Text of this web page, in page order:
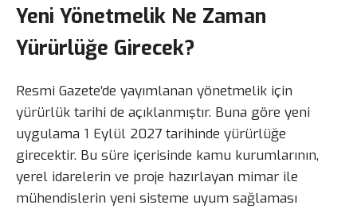
Yeni Yönetmelik Ne Zaman
Yürürlüğe Girecek?
Resmi Gazete’de yayımlanan yönetmelik için
yürürlük tarihi de açıklanmıştır. Buna göre yeni
uygulama 1 Eylül 2027 tarihinde yürürlüğe
girecektir. Bu süre içerisinde kamu kurumlarının,
yerel idarelerin ve proje hazırlayan mimar ile
mühendislerin yeni sisteme uyum sağlaması